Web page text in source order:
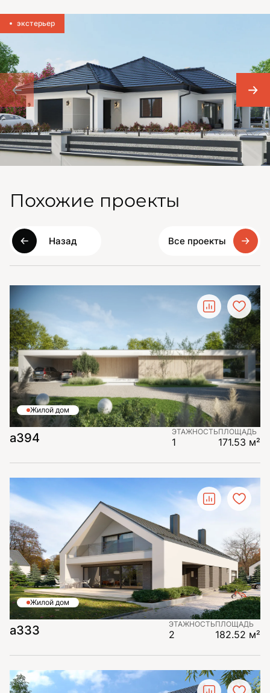
экстерьер
Похожие проекты
Назад Все проекты
Жилой дом
а394 ЭТАЖНОСТЬ
1
ПЛОЩАДЬ
171.53 м²
Жилой дом
а333 ЭТАЖНОСТЬ
2
ПЛОЩАДЬ
182.52 м²